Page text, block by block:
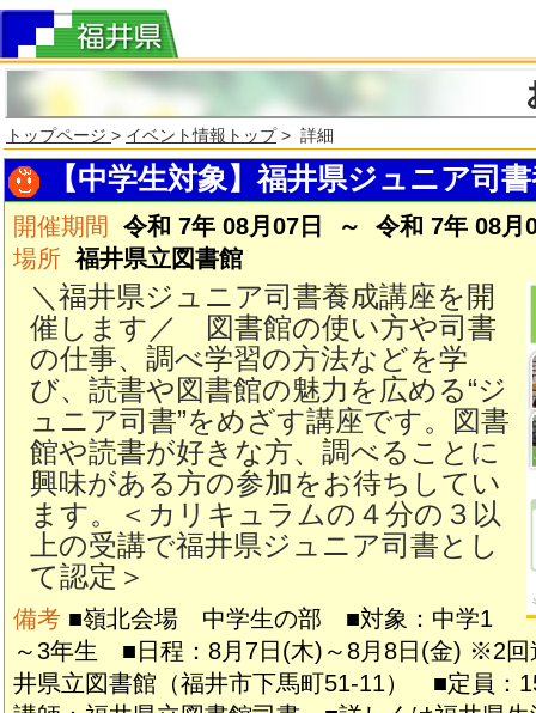
トップページ > イベント情報トップ> 詳細
【中学生対象】福井県ジュニア司
開催期間
令和 7年 08月07日 ～ 令和 7年 08月
場所 福井県立図書館
＼福井県ジュニア司書養成講座を開
催します／ 図書館の使い方や司書
の仕事、調べ学習の方法などを学
び、読書や図書館の魅力を広める“ジ
ュニア司書”をめざす講座です。図書
館や読書が好きな方、調べることに
興味がある方の参加をお待ちしてい
ます。＜カリキュラムの４分の３以
上の受講で福井県ジュニア司書とし
て認定＞
備考 ■嶺北会場 中学生の部 ■対象：中学1
～3年生 ■日程：8月7日(木)～8月8日(金) ※2
井県立図書館（福井市下馬町51-11） ■定員：